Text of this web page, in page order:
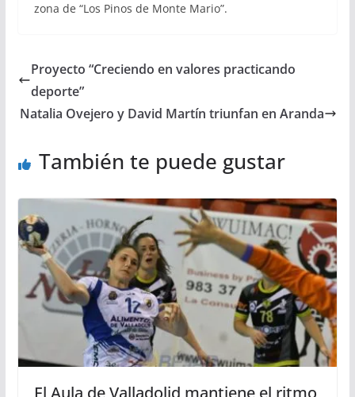
zona de “Los Pinos de Monte Mario”.
Proyecto “Creciendo en valores practicando
deporte”
Natalia Ovejero y David Martín triunfan en Aranda
También te puede gustar
El Aula de Valladolid mantiene el ritmo